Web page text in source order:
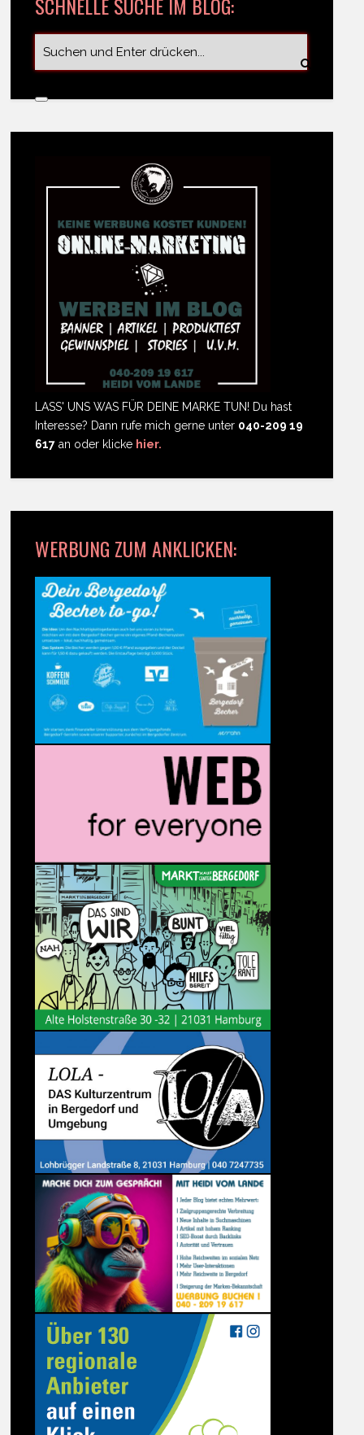
LASS' UNS WAS FÜR DEINE MARKE TUN! Du hast
Interesse? Dann rufe mich gerne unter 040-209 19
617 an oder klicke hier.
WERBUNG ZUM ANKLICKEN: